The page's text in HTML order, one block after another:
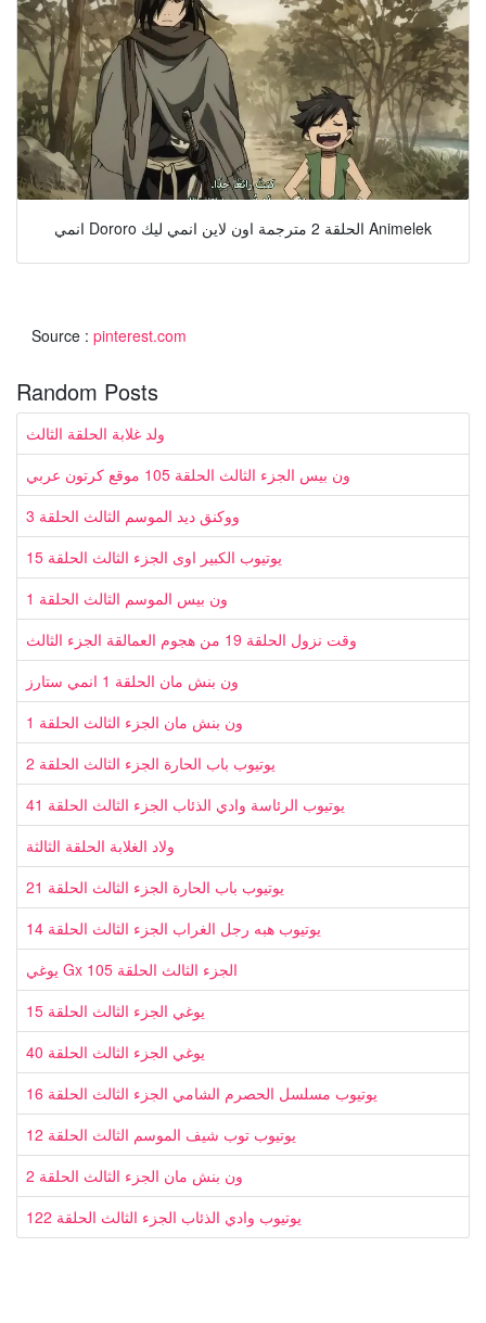
انمي Dororo الحلقة 2 مترجمة اون لاين انمي ليك Animelek
Source : pinterest.com
Random Posts
ولد غلابة الحلقة الثالث
ون بيس الجزء الثالث الحلقة 105 موقع كرتون عربي
ووكنق ديد الموسم الثالث الحلقة 3
يوتيوب الكبير اوى الجزء الثالث الحلقة 15
ون بيس الموسم الثالث الحلقة 1
وقت نزول الحلقة 19 من هجوم العمالقة الجزء الثالث
ون بنش مان الحلقة 1 انمي ستارز
ون بنش مان الجزء الثالث الحلقة 1
يوتيوب باب الحارة الجزء الثالث الحلقة 2
يوتيوب الرئاسة وادي الذئاب الجزء الثالث الحلقة 41
ولاد الغلابة الحلقة الثالثة
يوتيوب باب الحارة الجزء الثالث الحلقة 21
يوتيوب هبه رجل الغراب الجزء الثالث الحلقة 14
يوغي Gx الجزء الثالث الحلقة 105
يوغي الجزء الثالث الحلقة 15
يوغي الجزء الثالث الحلقة 40
يوتيوب مسلسل الحصرم الشامي الجزء الثالث الحلقة 16
يوتيوب توب شيف الموسم الثالث الحلقة 12
ون بنش مان الجزء الثالث الحلقة 2
يوتيوب وادي الذئاب الجزء الثالث الحلقة 122